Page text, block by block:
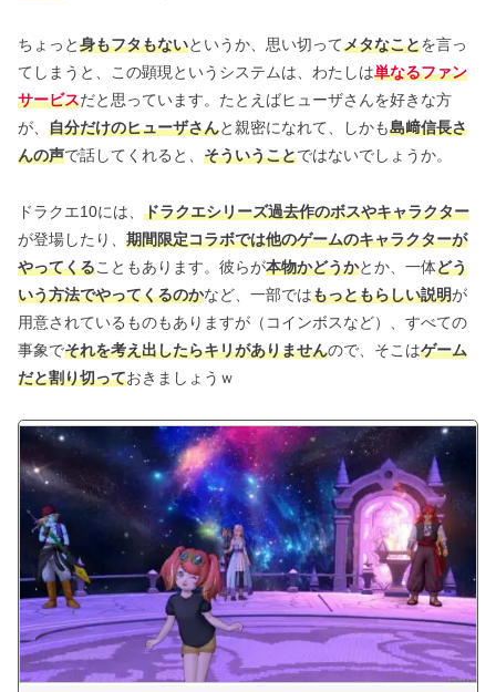
ちょっと身もフタもないというか、思い切ってメタなことを言っ
てしまうと、この顕現というシステムは、わたしは単なるファン
サービスだと思っています。たとえばヒューザさんを好きな方
が、 自分だけのヒューザさんと親密になれて、しかも島﨑信長さ
んの声で話してくれると、 そういうことではないでしょうか。
ドラクエ10には、 ドラクエシリーズ過去作のボスやキャラクター
が登場したり、 期間限定コラボでは他のゲームのキャラクターが
やってくることもあります。彼らが本物かどうかとか、一体どう
いう方法でやってくるのかなど、一部ではもっともらしい説明が
用意されているものもありますが（コインボスなど）、すべての
事象でそれを考え出したらキリがありませんので、そこはゲーム
だと割り切っておきましょうｗ